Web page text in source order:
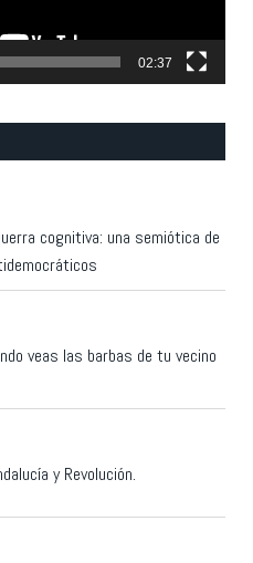
02:37
cognitiva: una semiótica de
veas las barbas de tu vecino
y Revolución.